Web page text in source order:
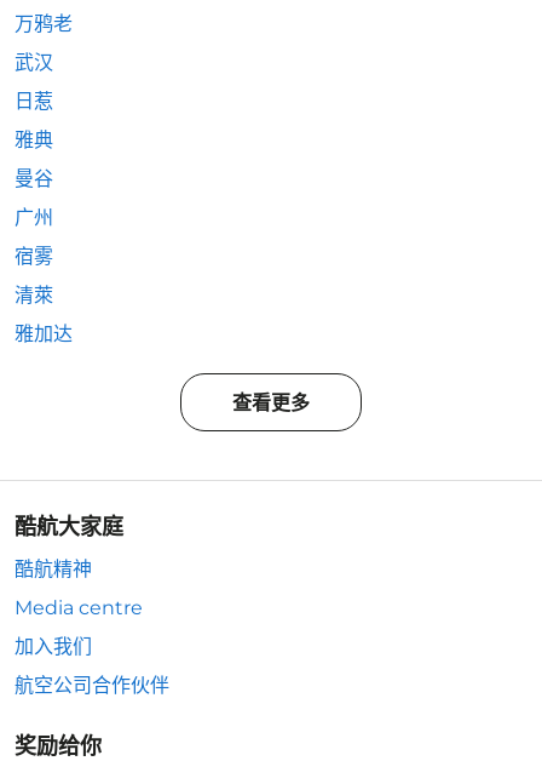
万鸦老
武汉
日惹
雅典
曼谷
广州
宿雾
清萊
雅加达
查看更多
酷航大家庭
酷航精神
Media centre
加入我们
航空公司合作伙伴
奖励给你